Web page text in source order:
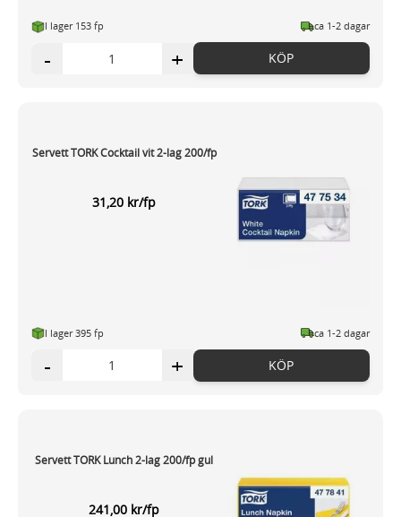
I lager 153 fp ca 1-2 dagar
- + KÖP
Servett TORK Cocktail vit 2-lag 200/fp
31,20 kr/fp
I lager 395 fp ca 1-2 dagar
- + KÖP
Servett TORK Lunch 2-lag 200/fp gul
241,00 kr/fp